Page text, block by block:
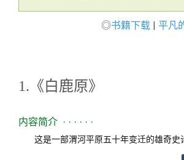
◎书籍下载 | 平凡
1.《白鹿原》
内容简介 · · · · · ·
这是一部渭河平原五十年变迁的雄奇史